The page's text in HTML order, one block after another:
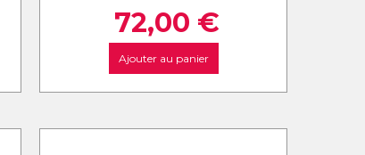
72,00 €
Ajouter au panier